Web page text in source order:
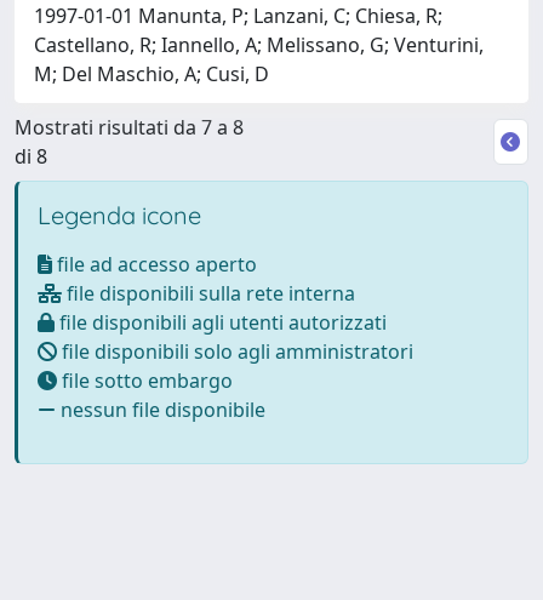
1997-01-01 Manunta, P; Lanzani, C; Chiesa, R;
Castellano, R; Iannello, A; Melissano, G; Venturini,
M; Del Maschio, A; Cusi, D
Mostrati risultati da 7 a 8
di 8
Legenda icone
file ad accesso aperto
file disponibili sulla rete interna
file disponibili agli utenti autorizzati
file disponibili solo agli amministratori
file sotto embargo
nessun file disponibile